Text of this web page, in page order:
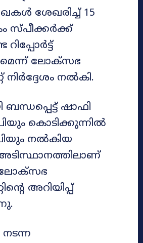
ശേഖരിച്ച് 15
സ്പീക്കർക്ക്
റിപ്പോർട്ട്
ലോക്‌സഭ
നിർദ്ദേശം നൽകി.
ഷാഫി
കൊടിക്കുന്നിൽ
നൽകിയ
ലോക്‌സഭ
അറിയിപ്പ്
നടന്ന